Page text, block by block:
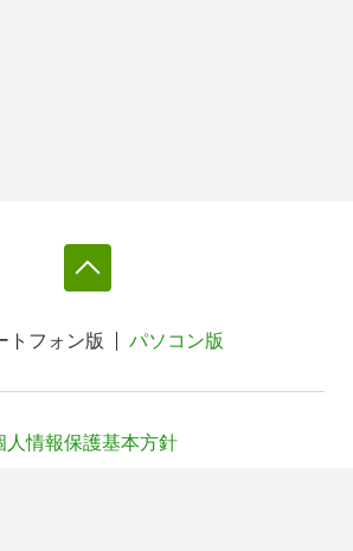
トフォン版 パソコン版
人情報保護基本方針